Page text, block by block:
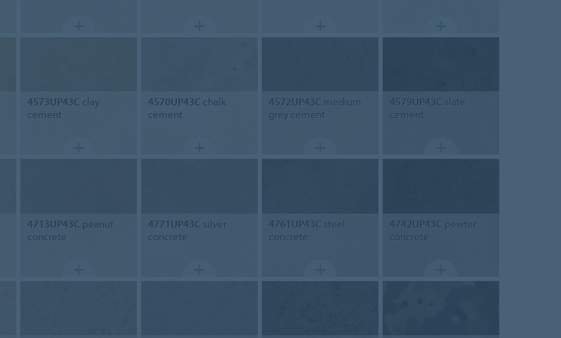
4573UP43C clay
cement
4570UP43C chalk
cement
4572UP43C medium
grey cement
4579UP43C slate
cement
4713UP43C peanut
concrete
4771UP43C silver
concrete
4761UP43C steel
concrete
4742UP43C pewter
concrete